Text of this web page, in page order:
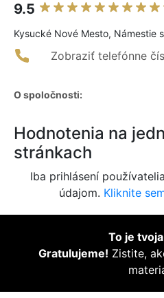
9.5
Kysucké Nové Mesto, Námestie
Zobraziť telefónne
O spoločnosti:
Hodnotenia na
stránkach
Iba prihlásení
údajom. Kliknite
To je
Gratulujeme! Zistite,